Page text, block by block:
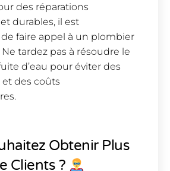
des réparations
durables, il est
faire appel à un plombier
tardez pas à résoudre le
d’eau pour éviter des
des coûts
Obtenir Plus
Clients ?